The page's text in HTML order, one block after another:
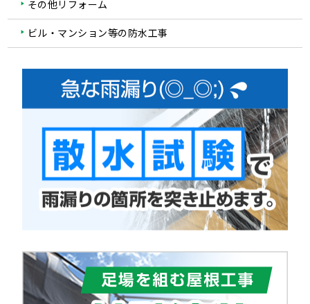
その他リフォーム
ビル・マンション等の防水工事